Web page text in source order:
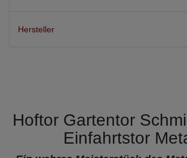
Hersteller
Hoftor Gartentor
Einfahrtstor